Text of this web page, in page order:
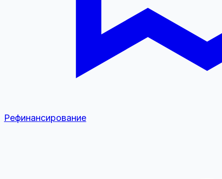
Рефинансирование